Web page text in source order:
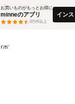
お買いものがもっとお得に
minneのアプリ
3万件以上
イン